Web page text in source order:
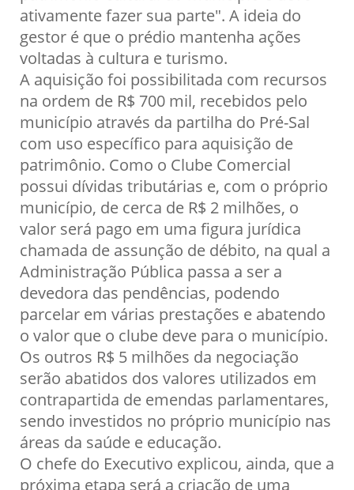
ativamente fazer sua parte". A ideia do
gestor é que o prédio mantenha ações
voltadas à cultura e turismo.
A aquisição foi possibilitada com recursos
na ordem de R$ 700 mil, recebidos pelo
município através da partilha do Pré-Sal
com uso específico para aquisição de
patrimônio. Como o Clube Comercial
possui dívidas tributárias e, com o próprio
município, de cerca de R$ 2 milhões, o
valor será pago em uma figura jurídica
chamada de assunção de débito, na qual a
Administração Pública passa a ser a
devedora das pendências, podendo
parcelar em várias prestações e abatendo
o valor que o clube deve para o município.
Os outros R$ 5 milhões da negociação
serão abatidos dos valores utilizados em
contrapartida de emendas parlamentares,
sendo investidos no próprio município nas
áreas da saúde e educação.
O chefe do Executivo explicou, ainda, que a
próxima etapa será a criação de uma